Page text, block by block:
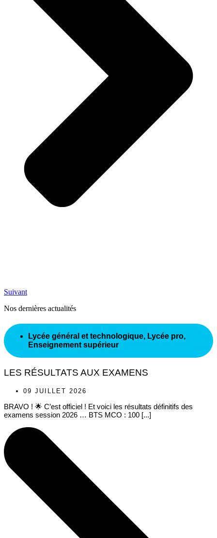
Suivant
Nos dernières actualités
Lycée général et technologique, Lycée pro,
Enseignement supérieur
LES RÉSULTATS AUX EXAMENS
09 JUILLET 2026
BRAVO ! 🌟 C’est officiel ! Et voici les résultats définitifs des
examens session 2026 … BTS MCO : 100 [...]